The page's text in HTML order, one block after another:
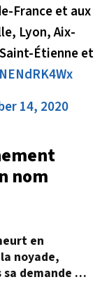
France et aux
Lyon, Aix-
Étienne et
14, 2020
nom
en
noyade,
demande en